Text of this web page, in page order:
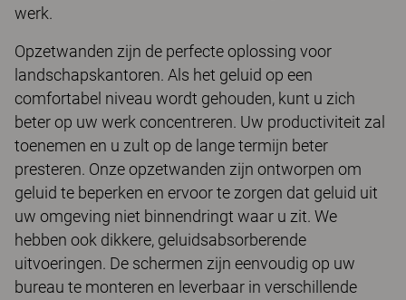
werk.
Opzetwanden zijn de perfecte oplossing voor
landschapskantoren. Als het geluid op een
comfortabel niveau wordt gehouden, kunt u zich
beter op uw werk concentreren. Uw productiviteit zal
toenemen en u zult op de lange termijn beter
presteren. Onze opzetwanden zijn ontworpen om
geluid te beperken en ervoor te zorgen dat geluid uit
uw omgeving niet binnendringt waar u zit. We
hebben ook dikkere, geluidsabsorberende
uitvoeringen. De schermen zijn eenvoudig op uw
bureau te monteren en leverbaar in verschillende